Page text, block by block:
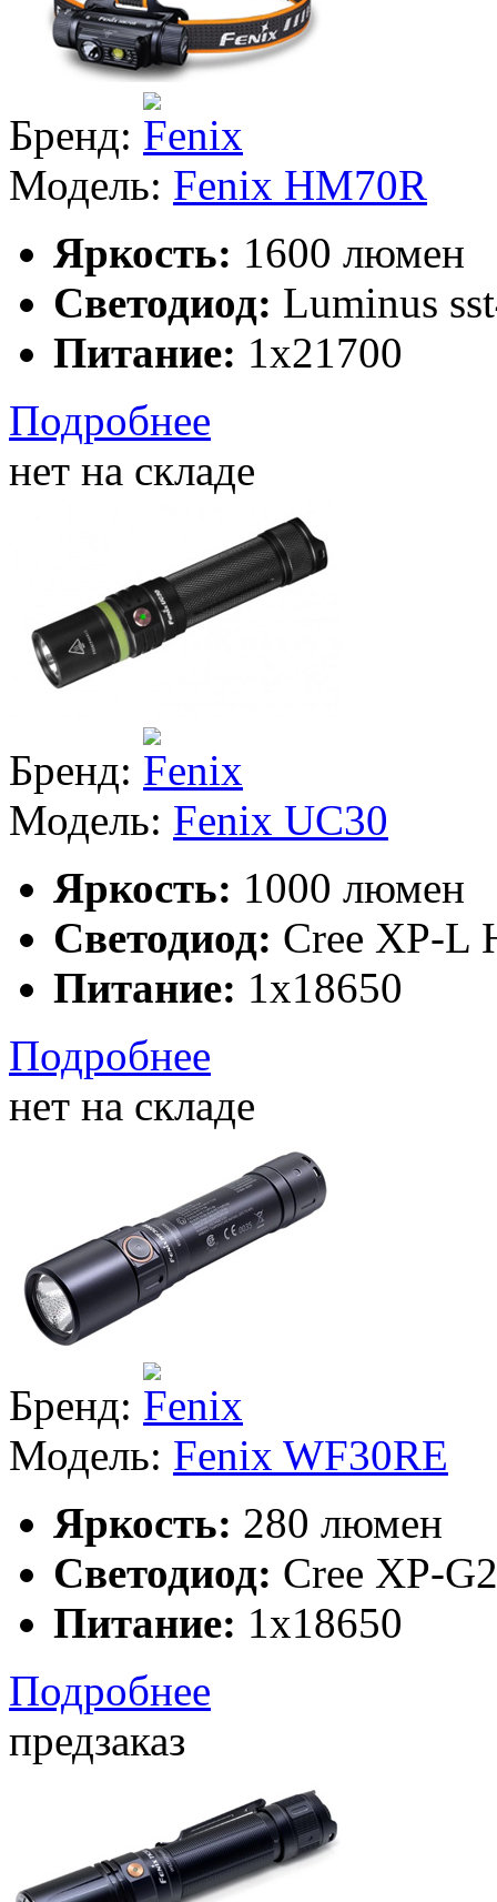
Бренд:
Модель: Fenix HM70R
Яркость: 1600 люмен
Светодиод: Luminus
Питание: 1x21700
Подробнее
нет на складе
Бренд:
Модель: Fenix UC30
Яркость: 1000 люмен
Светодиод: Cree XP-L
Питание: 1x18650
Подробнее
нет на складе
Бренд:
Модель: Fenix WF30RE
Яркость: 280 люмен
Светодиод: Cree XP-G2
Питание: 1x18650
Подробнее
предзаказ